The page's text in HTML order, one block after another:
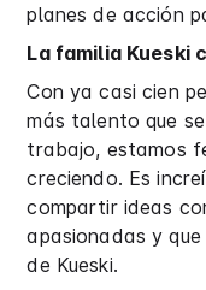
planes de acción
La familia Kueski
Con ya casi cien
más talento que
trabajo, estamos
creciendo. Es
compartir ideas
apasionadas y
de Kueski.